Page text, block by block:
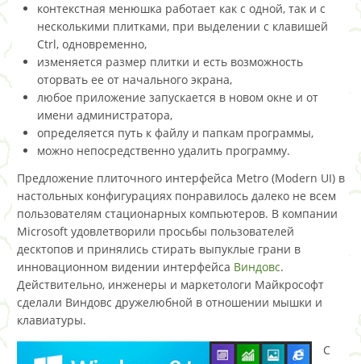
контекстная менюшка работает как с одной, так и с
несколькими плитками, при выделении с клавишей
Ctrl, одновременно,
изменяется размер плитки и есть возможность
оторвать ее от начального экрана,
любое приложение запускается в новом окне и от
имени администратора,
определяется путь к файлу и папкам программы,
можно непосредственно удалить программу.
Предложение плиточного интерфейса Metro (Modern UI) в
настольных конфигурациях понравилось далеко не всем
пользователям стационарных компьютеров. В компании
Microsoft удовлетворили просьбы пользователей
десктопов и принялись стирать выпуклые грани в
инновационном видении интерфейса Виндовс.
Действительно, инженеры и маркетологи Майкрософт
сделали Виндовс дружелюбной в отношении мышки и
клавиатуры.
С